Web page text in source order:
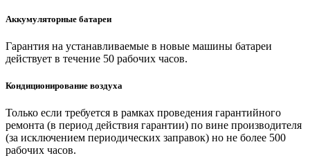
Аккумуляторные батареи
Гарантия на устанавливаемые в новые машины батареи
действует в течение 50 рабочих часов.
Кондиционирование воздуха
Только если требуется в рамках проведения гарантийного
ремонта (в период действия гарантии) по вине производителя
(за исключением периодических заправок) но не более 500
рабочих часов.